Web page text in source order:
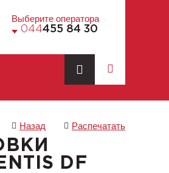
Выберите оператора
044455 84 30
Назад Распечатать
DF